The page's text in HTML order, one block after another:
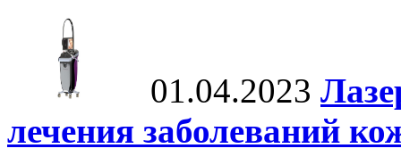
01.04.2023
лечения заболеваний